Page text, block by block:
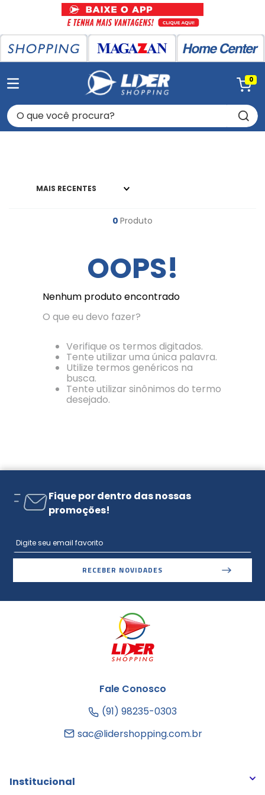
0
O que você procura?
MAIS RECENTES
0 Produto
OOPS!
Nenhum produto encontrado
O que eu devo fazer?
Verifique os termos digitados.
Tente utilizar uma única palavra.
Utilize termos genéricos na
busca.
Tente utilizar sinônimos do termo
desejado.
Fique por dentro das nossas
promoções!
RECEBER NOVIDADES
Fale Conosco
(91) 98235-0303
sac@lidershopping.com.br
Institucional